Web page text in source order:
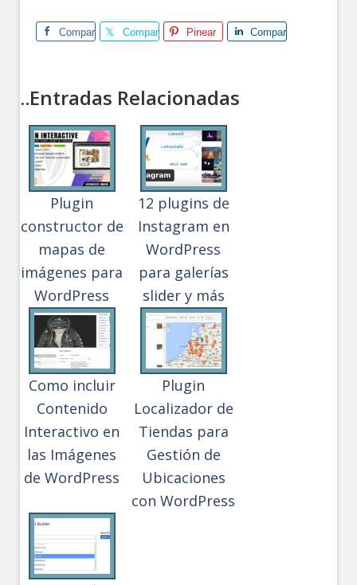
Comparte Comparte Pinear Comparte
..Entradas Relacionadas
Plugin
constructor de
mapas de
imágenes para
WordPress
12 plugins de
Instagram en
WordPress
para galerías
slider y más
Como incluir
Contenido
Interactivo en
las Imágenes
de WordPress
Plugin
Localizador de
Tiendas para
Gestión de
Ubicaciones
con WordPress